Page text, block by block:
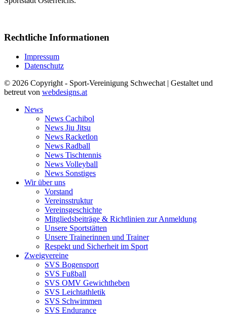
Rechtliche Informationen
Impressum
Datenschutz
© 2026 Copyright - Sport-Vereinigung Schwechat | Gestaltet und
betreut von webdesigns.at
News
News Cachibol
News Jiu Jitsu
News Racketlon
News Radball
News Tischtennis
News Volleyball
News Sonstiges
Wir über uns
Vorstand
Vereinsstruktur
Vereinsgeschichte
Mitgliedsbeiträge & Richtlinien zur Anmeldung
Unsere Sportstätten
Unsere Trainerinnen und Trainer
Respekt und Sicherheit im Sport
Zweigvereine
SVS Bogensport
SVS Fußball
SVS OMV Gewichtheben
SVS Leichtathletik
SVS Schwimmen
SVS Endurance